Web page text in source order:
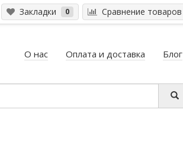
Закладки 0 Сравнение товаров
О нас Оплата и доставка Блог